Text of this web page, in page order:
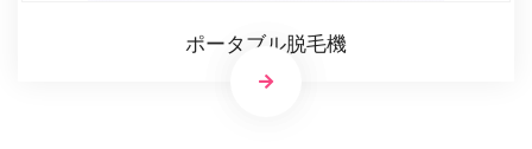
ポータブル脱毛機